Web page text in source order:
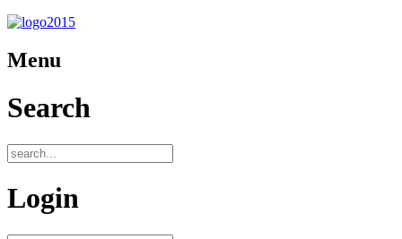
Menu
Search
Login